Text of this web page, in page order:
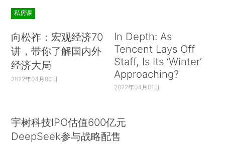
私房课
向松祚：宏观经济70
讲，带你了解国内外
经济大局
2022年04月06日
In Depth: As
Tencent Lays Off
Staff, Is Its ‘Winter’
Approaching?
2022年04月01日
宇树科技IPO估值600亿元
DeepSeek参与战略配售